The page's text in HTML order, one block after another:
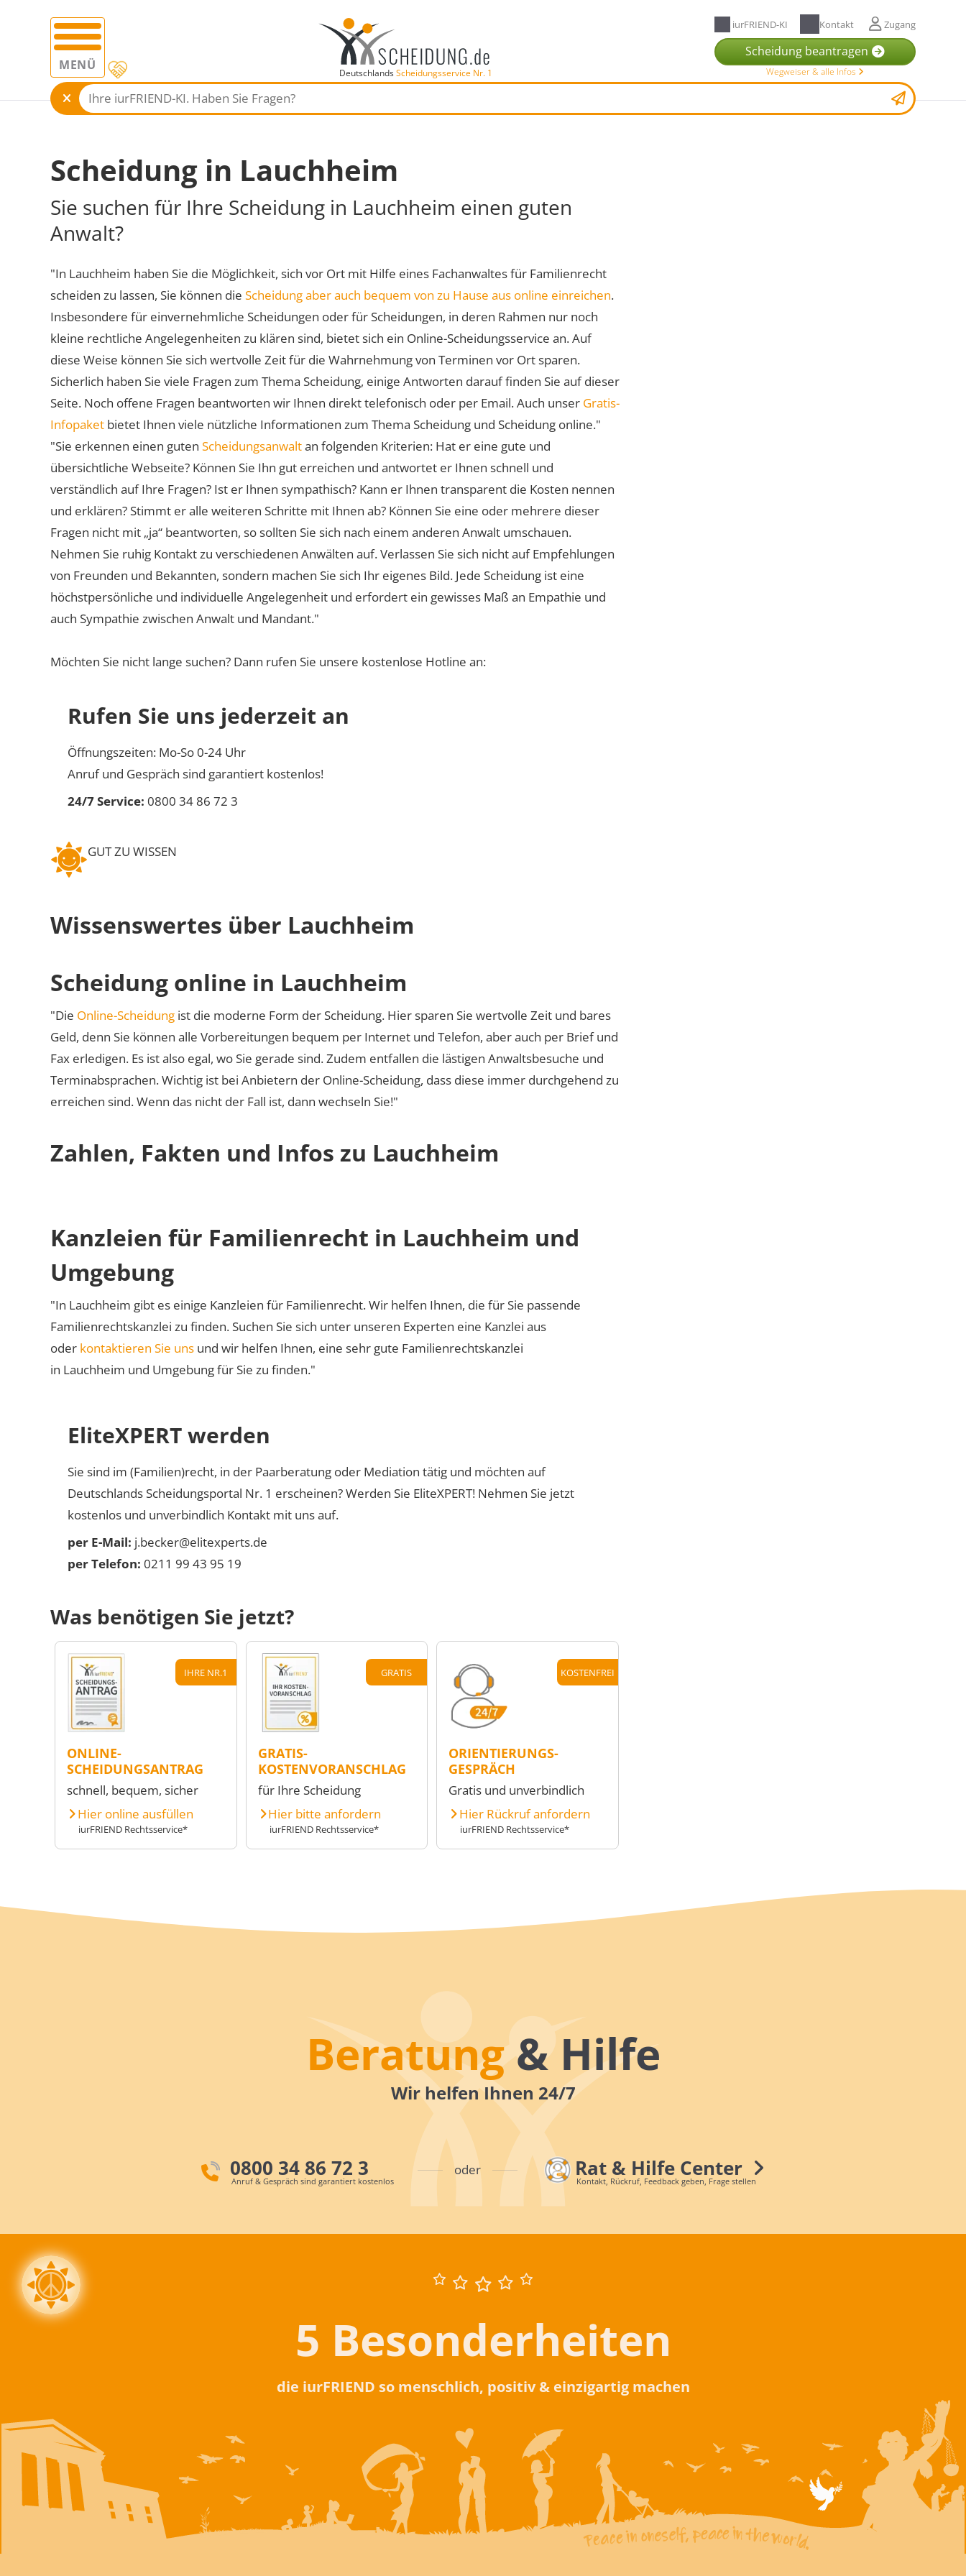
MENÜ DeutschlandsScheidungsservice Nr. 1
iurFRIEND-KI Kontakt Zugang
Scheidung beantragen
Wegweiser & alle Infos
Scheidung in Lauchheim
Sie suchen für Ihre Scheidung in Lauchheim einen guten
Anwalt?
"In Lauchheim haben Sie die Möglichkeit, sich vor Ort mit Hilfe eines Fachanwaltes für Familienrecht
scheiden zu lassen, Sie können die Scheidung aber auch bequem von zu Hause aus online einreichen.
Insbesondere für einvernehmliche Scheidungen oder für Scheidungen, in deren Rahmen nur noch
kleine rechtliche Angelegenheiten zu klären sind, bietet sich ein Online-Scheidungsservice an. Auf
diese Weise können Sie sich wertvolle Zeit für die Wahrnehmung von Terminen vor Ort sparen.
Sicherlich haben Sie viele Fragen zum Thema Scheidung, einige Antworten darauf finden Sie auf dieser
Seite. Noch offene Fragen beantworten wir Ihnen direkt telefonisch oder per Email. Auch unser Gratis-
Infopaket bietet Ihnen viele nützliche Informationen zum Thema Scheidung und Scheidung online."
"Sie erkennen einen guten Scheidungsanwaltan folgenden Kriterien: Hat er eine gute und
übersichtliche Webseite? Können Sie Ihn gut erreichen und antwortet er Ihnen schnell und
verständlich auf Ihre Fragen? Ist er Ihnen sympathisch? Kann er Ihnen transparent die Kosten nennen
und erklären? Stimmt er alle weiteren Schritte mit Ihnen ab? Können Sie eine oder mehrere dieser
Fragen nicht mit „ja“ beantworten, so sollten Sie sich nach einem anderen Anwalt umschauen.
Nehmen Sie ruhig Kontakt zu verschiedenen Anwälten auf. Verlassen Sie sich nicht auf Empfehlungen
von Freunden und Bekannten, sondern machen Sie sich Ihr eigenes Bild. Jede Scheidung ist eine
höchstpersönliche und individuelle Angelegenheit und erfordert ein gewisses Maß an Empathie und
auch Sympathie zwischen Anwalt und Mandant."
Möchten Sie nicht lange suchen? Dann rufen Sie unsere kostenlose Hotline an:
Rufen Sie uns jederzeit an
Öffnungszeiten: Mo-So 0-24 Uhr
Anruf und Gespräch sind garantiert kostenlos!
24/7 Service: 0800 34 86 72 3
GUT ZU WISSEN
Wissenswertes über Lauchheim
Scheidung online in Lauchheim
"Die Online-Scheidung ist die moderne Form der Scheidung. Hier sparen Sie wertvolle Zeit und bares
Geld, denn Sie können alle Vorbereitungen bequem per Internet und Telefon, aber auch per Brief und
Fax erledigen. Es ist also egal, wo Sie gerade sind. Zudem entfallen die lästigen Anwaltsbesuche und
Terminabsprachen. Wichtig ist bei Anbietern der Online-Scheidung, dass diese immer durchgehend zu
erreichen sind. Wenn das nicht der Fall ist, dann wechseln Sie!"
Zahlen, Fakten und Infos zu Lauchheim
Kanzleien für Familienrecht in Lauchheim und
Umgebung
"In Lauchheim gibt es einige Kanzleien für Familienrecht. Wir helfen Ihnen, die für Sie passende
Familienrechtskanzlei zu finden. Suchen Sie sich unter unseren Experten eine Kanzlei aus
oder kontaktieren Sie uns und wir helfen Ihnen, eine sehr gute Familienrechtskanzlei
in Lauchheim und Umgebung für Sie zu finden."
EliteXPERT werden
Sie sind im (Familien)recht, in der Paarberatung oder Mediation tätig und möchten auf
Deutschlands Scheidungsportal Nr. 1 erscheinen? Werden Sie EliteXPERT! Nehmen Sie jetzt
kostenlos und unverbindlich Kontakt mit uns auf.
per E-Mail: j.becker@elitexperts.de
per Telefon: 0211 99 43 95 19
Was benötigen Sie jetzt?
IHRE NR.1
ONLINE-
SCHEIDUNGSANTRAG
schnell, bequem, sicher
Hier online ausfüllen
iurFRIEND Rechtsservice*
GRATIS
GRATIS-
KOSTENVORANSCHLAG
für Ihre Scheidung
Hier bitte anfordern
iurFRIEND Rechtsservice*
KOSTENFREI
ORIENTIERUNGS-
GESPRÄCH
Gratis und unverbindlich
Hier Rückruf anfordern
iurFRIEND Rechtsservice*
Beratung& Hilfe
Wir helfen Ihnen 24/7
0800 34 86 72 3
Anruf & Gespräch sind garantiert kostenlos
oder Rat & Hilfe Center
Kontakt, Rückruf, Feedback geben, Frage stellen
5 Besonderheiten
die iurFRIEND so menschlich, positiv & einzigartig machen